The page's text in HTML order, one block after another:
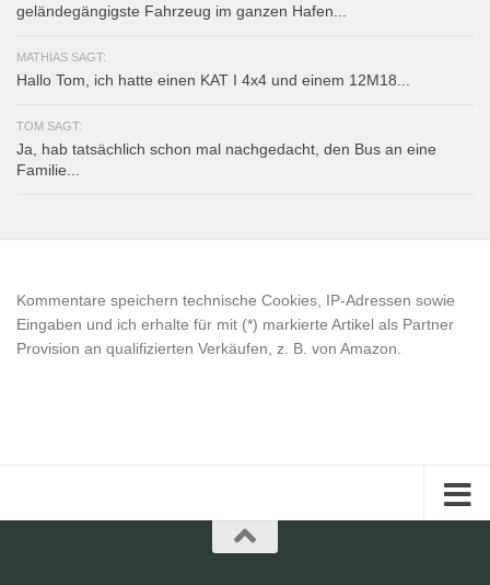
geländegängigste Fahrzeug im ganzen Hafen...
MATHIAS SAGT:
Hallo Tom, ich hatte einen KAT I 4x4 und einem 12M18...
TOM SAGT:
Ja, hab tatsächlich schon mal nachgedacht, den Bus an eine
Familie...
Kommentare speichern technische Cookies, IP-Adressen sowie
Eingaben und ich erhalte für mit (*) markierte Artikel als Partner
Provision an qualifizierten Verkäufen, z. B. von Amazon.